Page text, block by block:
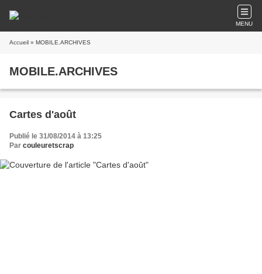
MENU
Accueil » MOBILE.ARCHIVES
MOBILE.ARCHIVES
Cartes d'août
Publié le 31/08/2014 à 13:25
Par couleuretscrap